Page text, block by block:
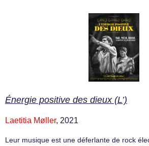
Énergie positive des dieux (L’)
Laetitia Møller, 2021
Leur musique est une déferlante de rock